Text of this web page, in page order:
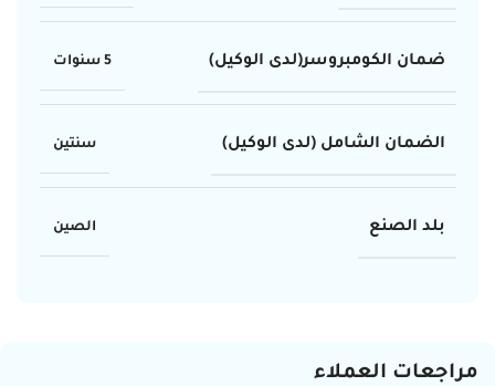
ضمان الكومبروسر(لدى الوكيل) 5 سنوات
الضمان الشامل (لدى الوكيل) سنتين
بلد الصنع الصين
مراجعات العملاء